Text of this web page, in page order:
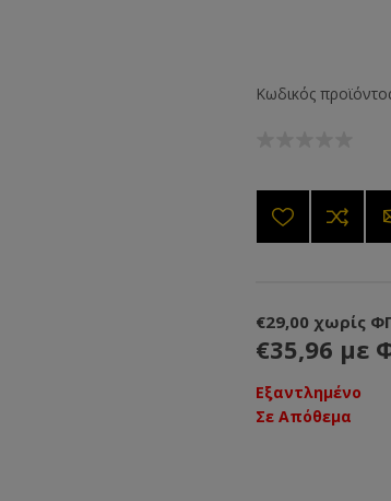
Κωδικός
€29,00 χωρίς
€35,96 με
Εξαντλημένο
Σε Απόθεμα